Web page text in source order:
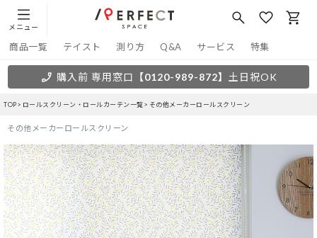
メニュー
商品一覧 テイスト 測り方 Q&A サービス 特集
購入前 専用窓口 【0120-989-872】 土日祝OK
TOP ロールスクリーン・ロールカーテン一覧 その他メーカーロールスクリーン
その他メーカーロールスクリーン